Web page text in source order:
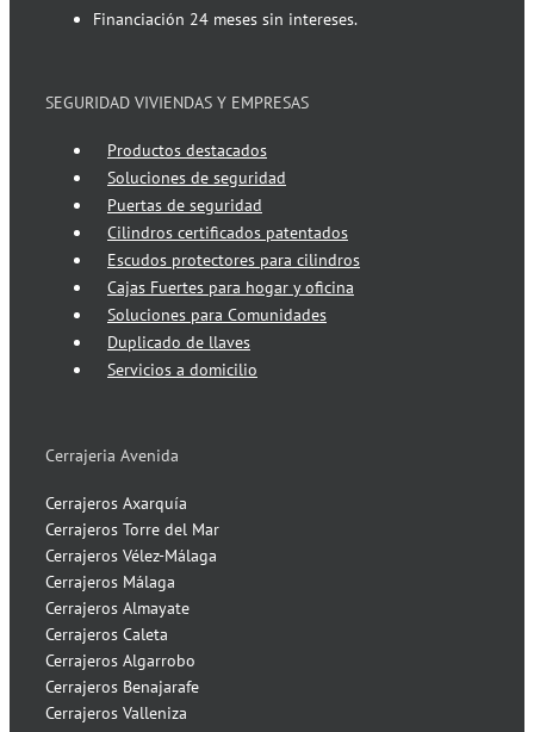
Financiación 24 meses sin intereses.
SEGURIDAD VIVIENDAS Y EMPRESAS
Productos destacados
Soluciones de seguridad
Puertas de seguridad
Cilindros certificados patentados
Escudos protectores para cilindros
Cajas Fuertes para hogar y oficina
Soluciones para Comunidades
Duplicado de llaves
Servicios a domicilio
Cerrajeria Avenida
Cerrajeros Axarquía
Cerrajeros Torre del Mar
Cerrajeros Vélez-Málaga
Cerrajeros Málaga
Cerrajeros Almayate
Cerrajeros Caleta
Cerrajeros Algarrobo
Cerrajeros Benajarafe
Cerrajeros Valleniza